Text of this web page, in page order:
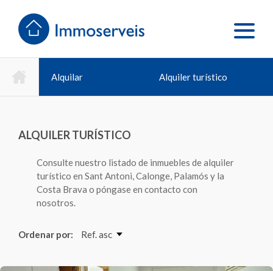
Alquilar Alquiler turístico
ALQUILER TURÍSTICO
Consulte nuestro listado de inmuebles de alquiler
turístico en Sant Antoni, Calonge, Palamós y la
Costa Brava o póngase en contacto con
nosotros.
Ordenar por: Ref. asc